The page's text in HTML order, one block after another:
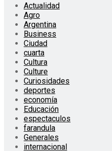
Actualidad
Agro
Argentina
Business
Ciudad
cuarta
Cultura
Culture
Curiosidades
deportes
economía
Educación
espectaculos
farandula
Generales
internacional